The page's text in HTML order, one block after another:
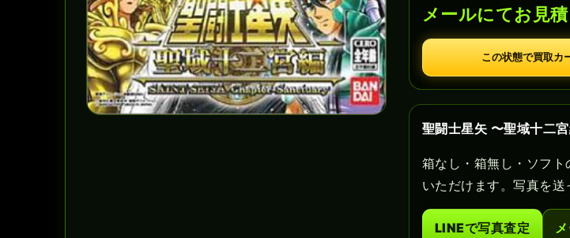
メールにてお見積
この状態で買取カ
聖闘士星矢 〜聖域十二
箱なし・箱無し・ソフ
いただけます。写真を送
LINEで写真査定